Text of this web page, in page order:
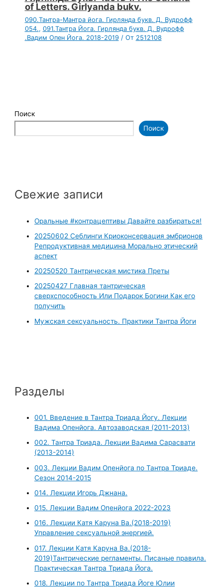
of Letters. Girlyanda bukv.
090.Тантра-Мантра йога. Гирлянда букв. Д. Вудрофф
054., 091.Тантра Йога. Гирлянда букв. Д. Вудрофф
.Вадим Опен Йога. 2018-2019 / От 2512108
Поиск
Поиск
Свежие записи
Оральные #контрацептивы Давайте разбираться!
20250602 Себлинги Криоконсервация эмбрионов
Репродуктивная медицина Морально этический
аспект
20250520 Тантрическая мистика Преты
20250427 Главная тантрическая
сверхспособность Или Подарок Богини Как его
получить
Мужская сексуальность. Практики Тантра Йоги
Разделы
001. Введение в Тантра Триада Йогу. Лекции
Вадима Опенйога. Автозаводская (2011-2013)
002. Тантра Триада. Лекции Вадима Сарасвати
(2013-2014)
003. Лекции Вадим Опенйога по Тантра Триаде.
Сезон 2014-2015
014. Лекции Игорь Джнана.
015. Лекции Вадим Опенйога 2022-2023
016. Лекции Катя Каруна Ва.(2018-2019)
Управление сексуальной энергией.
017. Лекции Катя Каруна Ва.(2018-
2019)Тантрические регламенты. Писаные правила.
Практическая Тантра Триада Йога.
018. Лекции по Тантра Триада Йоге Юлии